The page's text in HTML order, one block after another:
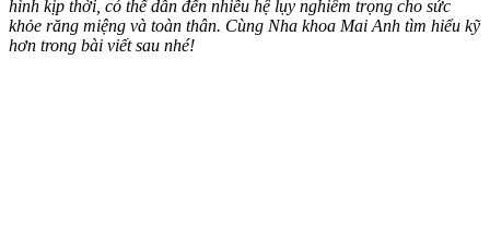
hình kịp thời, có thể dẫn đến nhiều hệ lụy nghiêm trọng cho sức
khỏe răng miệng và toàn thân. Cùng Nha khoa Mai Anh tìm hiểu kỹ
hơn trong bài viết sau nhé!